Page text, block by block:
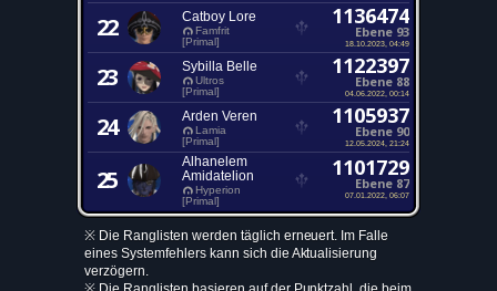
22 Catboy Lore
Famfrit
[Primal]
1136474
Ebene 93
18.10.2023, 04:49
23 Sybilla Belle
Ultros
[Primal]
1122397
Ebene 88
04.06.2022, 00:14
24 Arden Veren
Lamia
[Primal]
1105937
Ebene 90
12.05.2024, 21:24
25
Alhanelem
Amidatelion
Hyperion
[Primal]
1101729
Ebene 87
07.01.2022, 06:07
※ Die Ranglisten werden täglich erneuert. Im Falle
eines Systemfehlers kann sich die Aktualisierung
verzögern.